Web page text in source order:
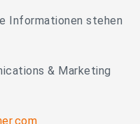
Informationen stehen
& Marketing